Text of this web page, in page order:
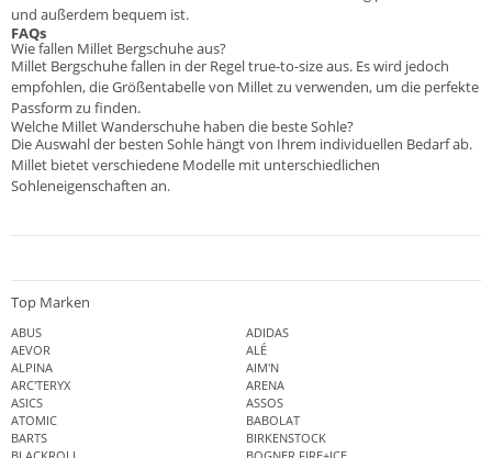
und außerdem bequem ist.
FAQs
Wie fallen Millet Bergschuhe aus?
Millet Bergschuhe fallen in der Regel true-to-size aus. Es wird jedoch
empfohlen, die Größentabelle von Millet zu verwenden, um die perfekte
Passform zu finden.
Welche Millet Wanderschuhe haben die beste Sohle?
Die Auswahl der besten Sohle hängt von Ihrem individuellen Bedarf ab.
Millet bietet verschiedene Modelle mit unterschiedlichen
Sohleneigenschaften an.
Top Marken
ABUS
ADIDAS
AEVOR
ALÉ
ALPINA
AIM'N
ARC'TERYX
ARENA
ASICS
ASSOS
ATOMIC
BABOLAT
BARTS
BIRKENSTOCK